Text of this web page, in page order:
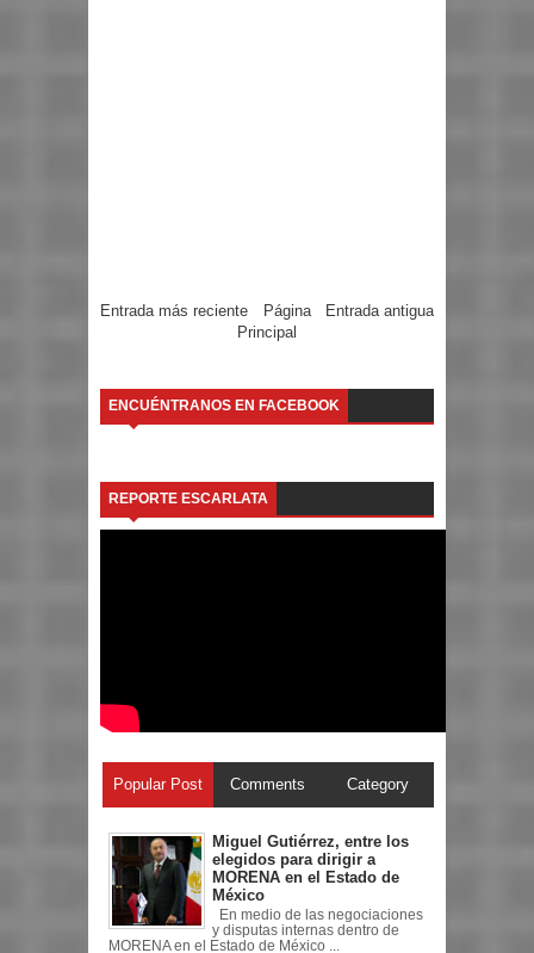
Entrada más reciente Entrada antigua
Página
Principal
ENCUÉNTRANOS EN FACEBOOK
REPORTE ESCARLATA
Popular Post Comments Category
Miguel Gutiérrez, entre los
elegidos para dirigir a
MORENA en el Estado de
México
En medio de las negociaciones
y disputas internas dentro de
MORENA en el Estado de México ...